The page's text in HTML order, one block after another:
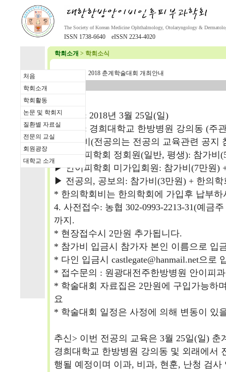
The Society of Korean Medicine Ophthalmology, Otolaryngology &
ISSN 1738-6640 eISSN 2234-4020
처음
학회소개
학회활동
논문 및 학회지
질환별 자료실
전문의 교실
회원광장
대학교 소개
학회소개 > 학회소식
2018 춘계학술대회 개최안내
1. 일시 : 2018년 3월 25일(일)
2. 장소 : 경희대학교 한방병원 강의동 (주
3. 참가비(전공의는 전공의 교육관련 공지
▶ 안이피학회 정회원(일반, 평생): 참가비
▶ 안이피학회 미가입회원: 참가비(7만원)
▶ 전공의, 공보의: 참가비(3만원) + 한의
* 한의학회비는 한의학회에 가입후 납부하
4. 사전접수: 농협 302-0993-2213-31(예금
까지.
* 현장접수시 2만원 추가됩니다.
* 참가비 입금시 참가자 본인 이름으로 입
* 다인 입금시 castlegate@hanmail.net으
* 접수문의 : 원광대전주한방병원 안이피과
* 학술대회 자료집은 2만원에 구입가능하
요
* 학술대회 일정은 사정에 의해 변동이 있
추신> 이번 전공의 교육은 3월 25일(일)
경희대학교 한방병원 강의동 및 외래에서
행될 예정이며 이과, 비과, 현훈, 난청 검